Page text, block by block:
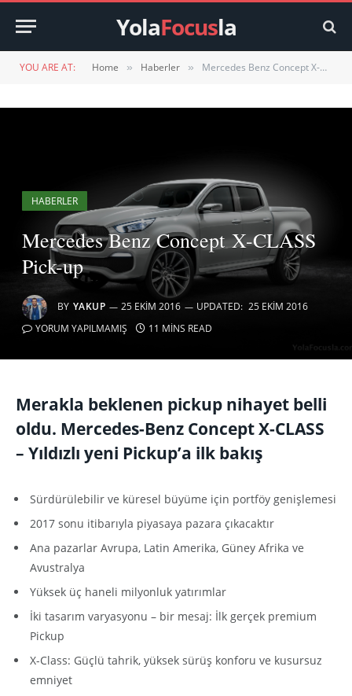
YolaFocusla
YOU ARE AT: Home » Haberler » Mercedes Benz Concept X-CLASS Pick-up
HABERLER
Mercedes Benz Concept X-CLASS
Pick-up
BY YAKUP 25 EKIM 2016 UPDATED: 25 EKIM 2016
YORUM YAPILMAMIŞ
11 MINS READ
Merakla beklenen pickup nihayet belli
oldu. Mercedes-Benz Concept X-CLASS
– Yıldızlı yeni Pickup’a ilk bakış
Sürdürülebilir ve küresel büyüme için portföy genişlemesi
2017 sonu itibarıyla piyasaya pazara çıkacaktır
Ana pazarlar Avrupa, Latin Amerika, Güney Afrika ve
Avustralya
Yüksek üç haneli milyonluk yatırımlar
İki tasarım varyasyonu – bir mesaj: İlk gerçek premium
Pickup
X-Class: Güçlü tahrik, yüksek sürüş konforu ve kusursuz
emniyet